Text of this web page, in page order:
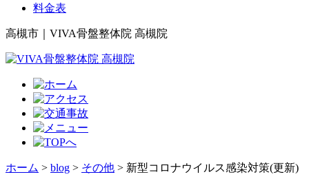
料金表
高槻市｜VIVA骨盤整体院 高槻院
ホーム > blog > その他 > 新型コロナウイルス感染対策(更新)